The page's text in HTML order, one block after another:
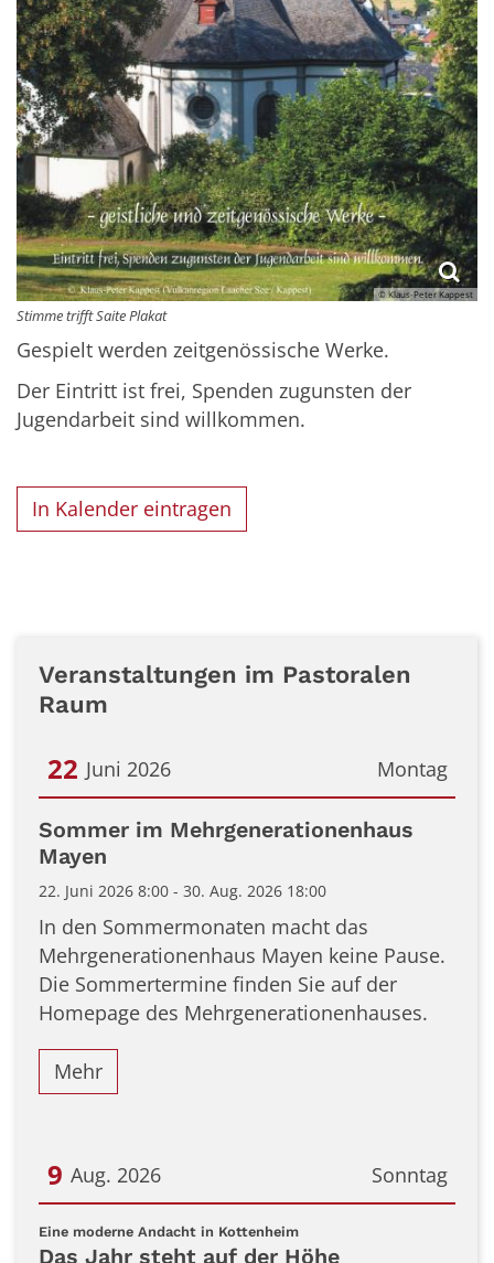
© Klaus-Peter Kappest
Stimme trifft Saite Plakat
Gespielt werden zeitgenössische Werke.
Der Eintritt ist frei, Spenden zugunsten der
Jugendarbeit sind willkommen.
In Kalender eintragen
Veranstaltungen im Pastoralen
Raum
Montag
22 Juni 2026
Datum: 22. Juni 2026
Sommer im Mehrgenerationenhaus
Mayen
22. Juni 2026 8:00 - 30. Aug. 2026 18:00
In den Sommermonaten macht das
Mehrgenerationenhaus Mayen keine Pause.
Die Sommertermine finden Sie auf der
Homepage des Mehrgenerationenhauses.
Mehr
Sonntag
9 Aug. 2026
Datum: 9. August 2026
Eine moderne Andacht in Kottenheim:
Das Jahr steht auf der Höhe